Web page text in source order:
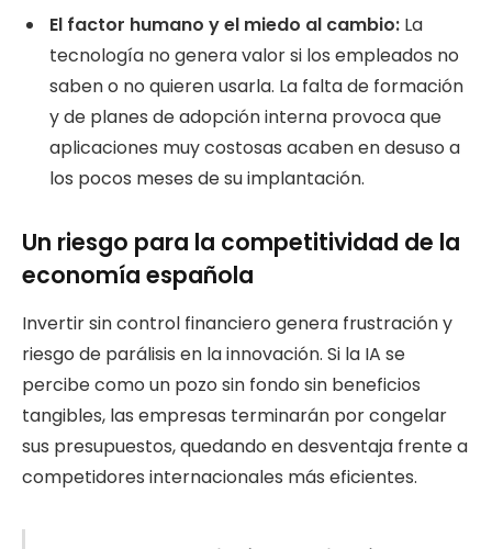
El factor humano y el miedo al cambio: La
tecnología no genera valor si los empleados no
saben o no quieren usarla. La falta de formación
y de planes de adopción interna provoca que
aplicaciones muy costosas acaben en desuso a
los pocos meses de su implantación.
Un riesgo para la competitividad de la
economía española
Invertir sin control financiero genera frustración y
riesgo de parálisis en la innovación. Si la IA se
percibe como un pozo sin fondo sin beneficios
tangibles, las empresas terminarán por congelar
sus presupuestos, quedando en desventaja frente a
competidores internacionales más eficientes.